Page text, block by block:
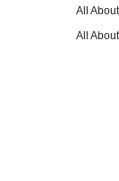
All
All